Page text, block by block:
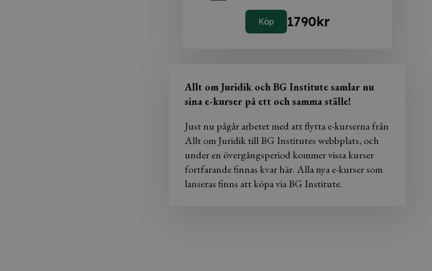
Köp 1790kr
Allt om Juridik och BG Institute samlar nu
sina e-kurser på ett och samma ställe!
Just nu pågår arbetet med att flytta e-kurserna från
Allt om Juridik till BG Institutes webbplats, och
under en övergångsperiod kommer vissa kurser
fortfarande finnas kvar här. Alla nya e-kurser som
lanseras finns att köpa via BG Institute.